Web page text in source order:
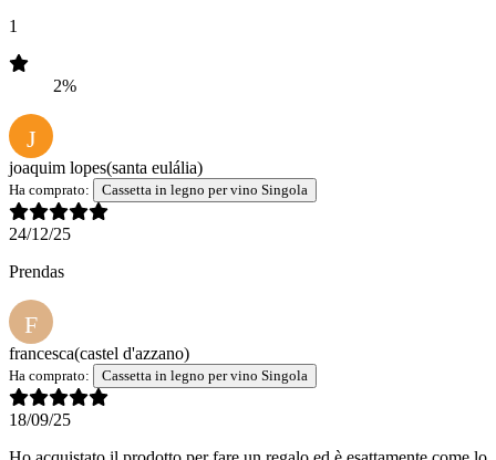
1
2%
J
joaquim lopes(santa eulália)
Ha comprato: Cassetta in legno per vino Singola
24/12/25
Prendas
F
francesca(castel d'azzano)
Ha comprato: Cassetta in legno per vino Singola
18/09/25